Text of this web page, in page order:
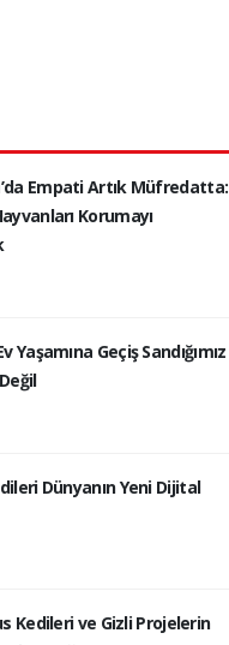
Empati Artık Müfredatta:
Korumayı
Yaşamına Geçiş Sandığımız
Dünyanın Yeni Dijital
Kedileri ve Gizli Projelerin